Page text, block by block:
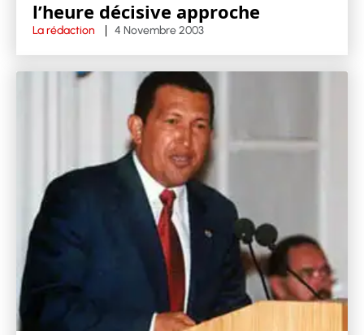
l’heure décisive approche
La rédaction 4 Novembre 2003